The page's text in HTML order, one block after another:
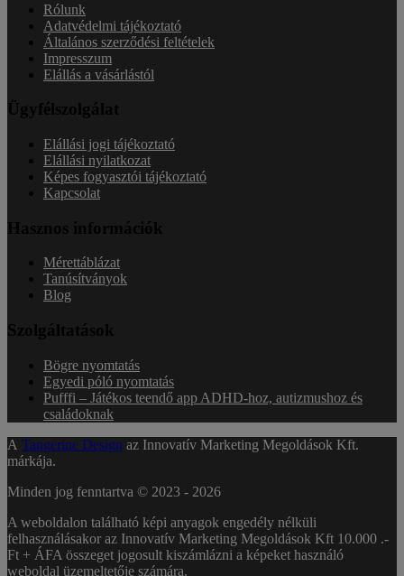
Rólunk
Adatvédelmi tájékoztató
Általános szerződési feltételek
Impresszum
Elállás a vásárlástól
Ügyfélszolgálat
Elállási jogi tájékoztató
Elállási nyilatkozat
Képes fogyasztói tájékoztató
Kapcsolat
Hasznos információk
Mérettáblázat
Tanúsítványok
Blog
Szolgáltatások
Bögre nyomtatás
Egyedi póló nyomtatás
Pufffi – Játékos teendő app ADHD-hoz, autizmushoz és
családoknak
A Tangerine Design az Innovatív Marketing Megoldások Kft.
márkája.
Minden jog fenntartva © 2023 - 2026
A weboldalon található képi anyagok engedély nélküli
felhasználásakor az Innovatív Marketing Megoldások Kft 10.000 .-
Ft + ÁFA összeget jogosult kiszámlázni a képeket használó
weboldal üzemeltetője számára.